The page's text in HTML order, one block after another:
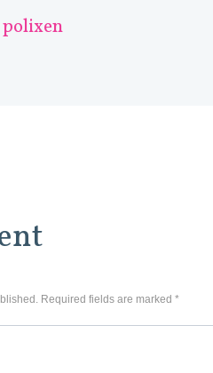
polixen
Required fields are marked *